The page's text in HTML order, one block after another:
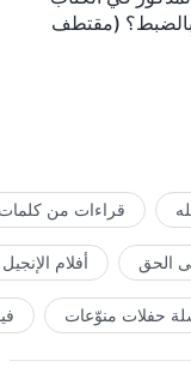
(مقتطف
قراءات من كلمات
أفلام الإنجيل
حفلات منوّعات